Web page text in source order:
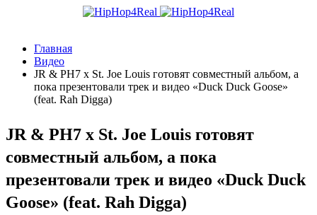
Главная
Видео
JR & PH7 x St. Joe Louis готовят совместный альбом, а
пока презентовали трек и видео «Duck Duck Goose»
(feat. Rah Digga)
JR & PH7 x St. Joe Louis готовят
совместный альбом, а пока
презентовали трек и видео «Duck Duck
Goose» (feat. Rah Digga)